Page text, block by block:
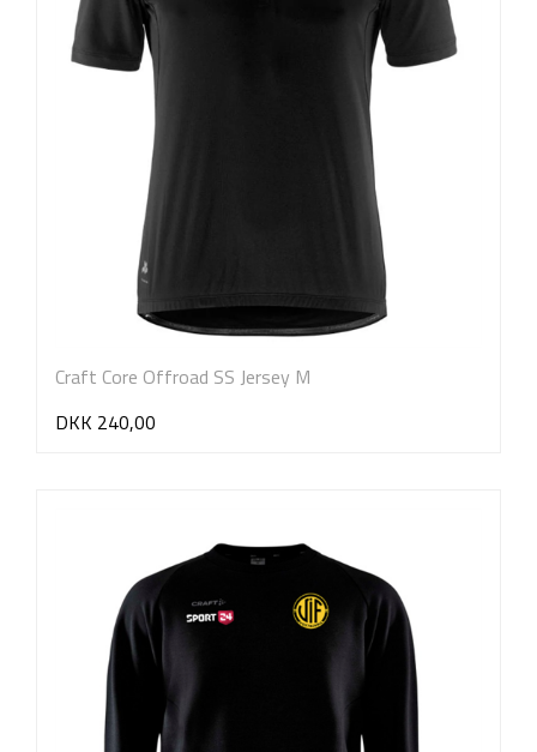
Craft Core Offroad SS Jersey M
DKK 240,00